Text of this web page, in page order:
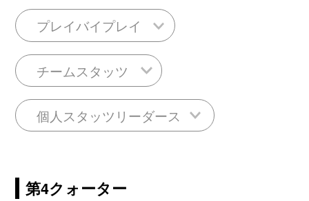
プレイバイプレイ
チームスタッツ
個人スタッツリーダース
第4クォーター